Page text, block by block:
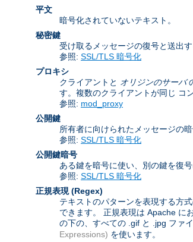
平文
暗号化されていないテキスト。
秘密鍵
受け取るメッセージの復号と送出
参照: SSL/TLS 暗号化
プロキシ
クライアントと オリジンのサーバ
す。複数のクライアントが同じ コ
参照: mod_proxy
公開鍵
所有者に向けられたメッセージの
参照: SSL/TLS 暗号化
公開鍵暗号
ある鍵を暗号に使い、別の鍵を復
参照: SSL/TLS 暗号化
正規表現 (Regex)
テキストのパターンを表現する方
できます。 正規表現は Apache に
の下の、すべての .gif と .jpg ファ
Expressions) を使います。